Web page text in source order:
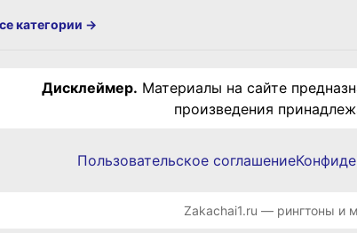
категории →
Дисклеймер. Материалы на сайте
произведения
Пользовательское соглашение
Zakachai1.ru — рингтоны и